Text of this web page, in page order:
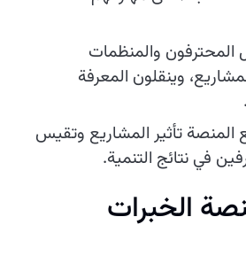
المحترفون والمنظمات
وينقلون المعرفة
المنصة تأثير المشاريع وتقيس
في نتائج التنمية.
الخبرات